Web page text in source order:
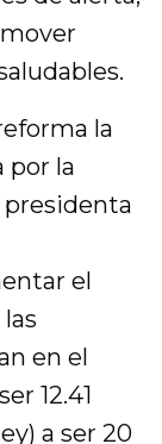
la
por la
presidenta
el
en el
12.41
a ser 20